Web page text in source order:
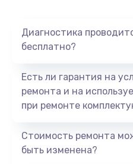
Диагностика
бесплатно?
Есть ли гарантия на
ремонта и на
при ремонте
Стоимость ремонта
быть изменена?